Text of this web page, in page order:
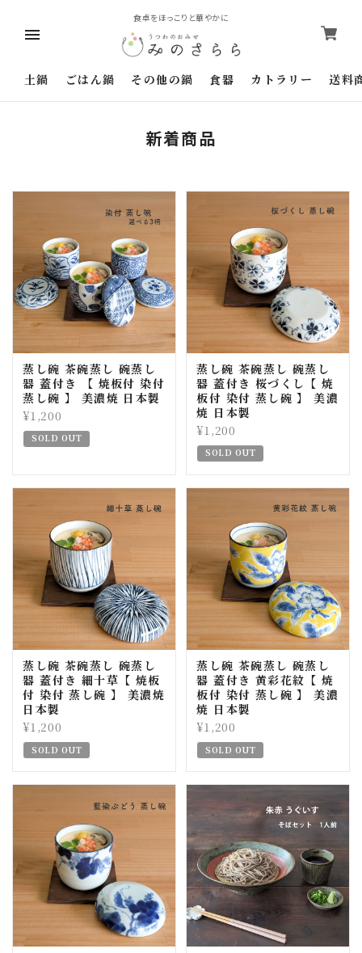
食卓をほっこりと華やかに
土鍋 ごはん鍋 その他の鍋 食器 カトラリー 送料
新着商品
蒸し碗 茶碗蒸し 碗蒸し
器 蓋付き 【 焼板付 染付
蒸し碗 】 美濃焼 日本製
¥1,200
SOLD OUT
蒸し碗 茶碗蒸し 碗蒸し
器 蓋付き 桜づくし【 焼
板付 染付 蒸し碗 】 美濃
焼 日本製
¥1,200
SOLD OUT
蒸し碗 茶碗蒸し 碗蒸し
器 蓋付き 細十草【 焼板
付 染付 蒸し碗 】 美濃焼
日本製
¥1,200
SOLD OUT
蒸し碗 茶碗蒸し 碗蒸し
器 蓋付き 黄彩花紋【 焼
板付 染付 蒸し碗 】 美濃
焼 日本製
¥1,200
SOLD OUT